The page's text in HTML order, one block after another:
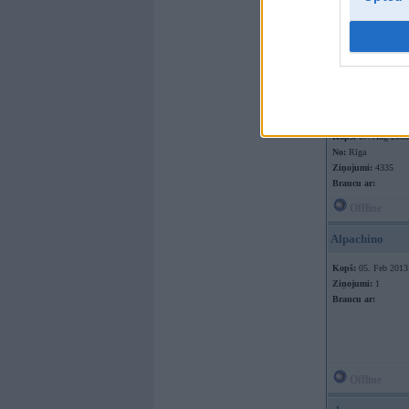
Kopš:07. Aug 2008
No: Rīga
Ziņojumi: 4335
Braucu ar:
Alpachino
Kopš: 05. Feb 2013
Ziņojumi: 1
Braucu ar: